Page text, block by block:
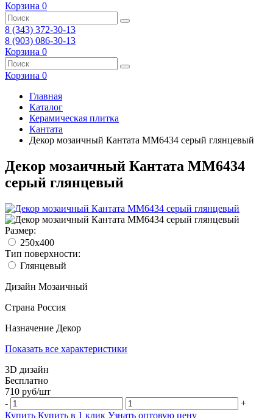
Корзина 0
8 (343) 372-30-13
8 (903) 086-30-13
Корзина 0
Корзина 0
Главная
Каталог
Керамическая плитка
Кантата
Декор мозаичный Кантата MM6434 серый глянцевый
Декор мозаичный Кантата MM6434
серый глянцевый
Размер:
250x400
Тип поверхности:
Глянцевый
Дизайн Мозаичный
Страна Россия
Назначение Декор
Показать все характеристики
3D дизайн
Бесплатно
710 руб/шт
-
+
Купить Купить в 1 клик Узнать оптовую цену